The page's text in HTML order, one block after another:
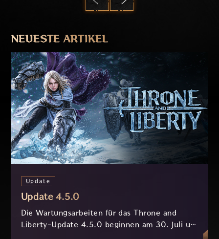
NEUESTE ARTIKEL
Update
Update 4.5.0
Die Wartungsarbeiten für das Throne and
Liberty-Update 4.5.0 beginnen am 30. Juli um